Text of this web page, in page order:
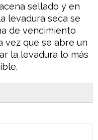
sellado y en
levadura seca se
de vencimiento
vez que se abre un
la levadura lo más